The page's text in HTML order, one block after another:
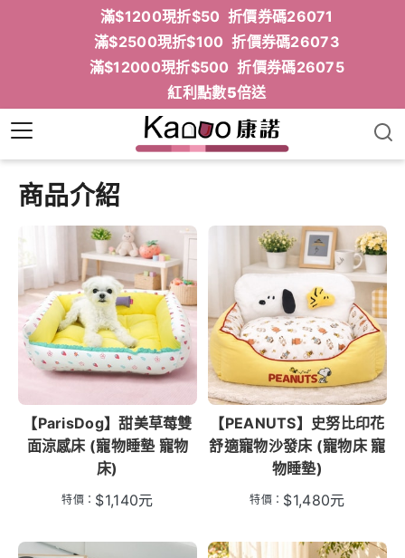
滿$1200現折$50 折價券碼26071
滿$2500現折$100 折價券碼26073
滿$12000現折$500 折價券碼26075
紅利點數5倍送
商品介紹
【ParisDog】甜美草莓雙
面涼感床 (寵物睡墊 寵物
床)
特價： $1,140元
【PEANUTS】史努比印花
舒適寵物沙發床 (寵物床 寵
物睡墊)
特價： $1,480元